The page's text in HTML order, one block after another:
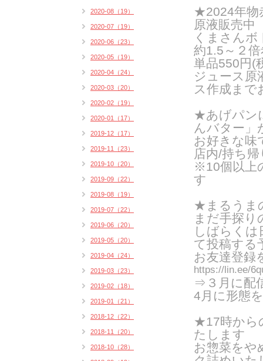
★2024年物
原液販売中
くまさんボ
約1.5～２
単品550円(
ジュース原
ス作成まで
★あげパン
んバター」
お好きな味
店内/持ち
※10個以上
す
★まるうま
まだ手探り
しばらくは
て投稿する
お友達登録
https://lin.ee/
⇒３月に配
4月に形態
★17時から
たします
お惣菜をや
2020-08（19）
2020-07（19）
2020-06（23）
2020-05（19）
2020-04（24）
2020-03（20）
2020-02（19）
2020-01（17）
2019-12（17）
2019-11（23）
2019-10（20）
2019-09（22）
2019-08（19）
2019-07（22）
2019-06（20）
2019-05（20）
2019-04（24）
2019-03（23）
2019-02（18）
2019-01（21）
2018-12（22）
2018-11（20）
2018-10（28）